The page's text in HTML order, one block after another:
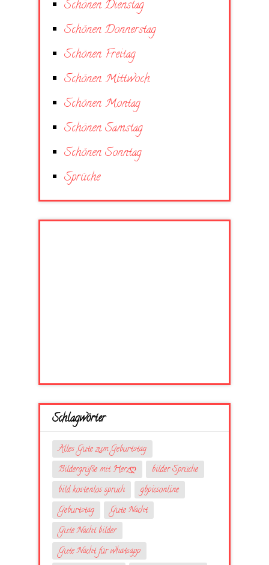
Schönen Dienstag
Schönen Donnerstag
Schönen Freitag
Schönen Mittwoch
Schönen Montag
Schönen Samstag
Schönen Sonntag
Sprüche
Schlagwörter
Alles Gute zum Geburtstag
Bildergrüße mit Herzღ
bilder Sprüche
bild kostenlos spruch
gbpicsonline
Geburtstag
Gute Nacht
Gute Nacht bilder
Gute Nacht für whatsapp